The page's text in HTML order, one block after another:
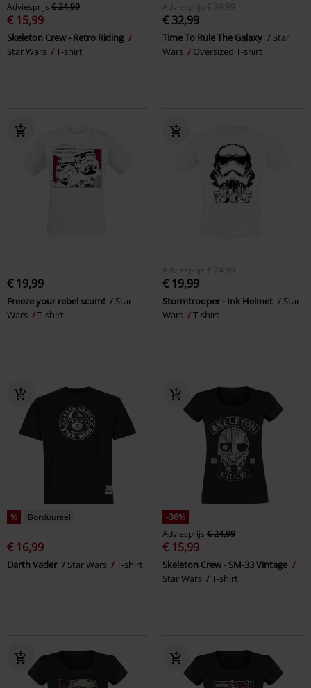
Adviesprijs € 24,99
€ 15,99
Skeleton Crew - Retro Riding
Star Wars
T-shirt
Adviesprijs
€ 39,99
€ 32,99
Time To Rule The Galaxy
Star
Wars
Oversized T-shirt
€ 19,99
Freeze your rebel scum!
Star
Wars
T-shirt
Adviesprijs € 24,99
€ 19,99
Stormtrooper - Ink Helmet
Star
Wars
T-shirt
% Borduursel
€ 16,99
Darth Vader Star Wars T-shirt
-36%
Adviesprijs € 24,99
€ 15,99
Skeleton Crew - SM-33 Vintage
Star Wars
T-shirt